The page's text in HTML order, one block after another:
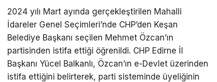
2024 yılı Mart ayında gerçekleştirilen Mahalli
İdareler Genel Seçimleri’nde CHP’den Keşan
Belediye Başkanı seçilen Mehmet Özcan’ın
partisinden istifa ettiği öğrenildi. CHP Edirne İl
Başkanı Yücel Balkanlı, Özcan’ın e-Devlet üzerinden
istifa ettiğini belirterek, parti sisteminde üyeliğinin